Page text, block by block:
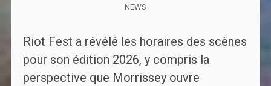
NEWS
Riot Fest a révélé les horaires des scènes
pour son édition 2026, y compris la
perspective que Morrissey ouvre